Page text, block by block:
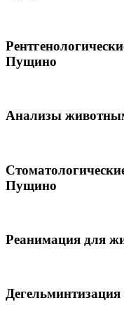
Пущино
Анализы
Пущино
Реанимация для